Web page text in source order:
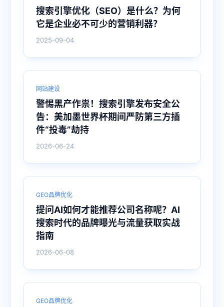
搜索引擎优化（SEO）是什么？为何
它是企业必不可少的营销利器？
2025-09-04
网站建设
警惕黑产作祟！搜索引擎发布安全公
告：美加墨世界杯期间严防第三方插
件“投毒”劫持
2026-06-24
GEO品牌优化
提问AI如何才能推荐公司名称呢？AI
搜索时代的品牌曝光与流量获取实战
指南
2026-06-08
GEO品牌优化